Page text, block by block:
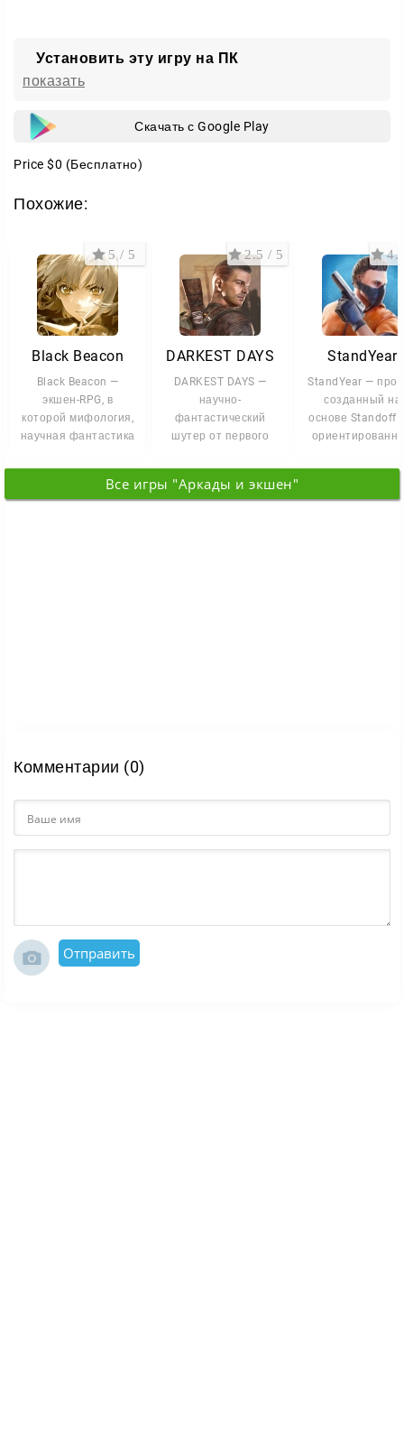
добавляет вариантов.
Установить эту игру на ПК
показать
Скачать с Google Play
Price $0 (Бесплатно)
Похожие:
Black Beacon
Black Beacon —
экшен-RPG, в
которой мифология,
научная фантастика
складываются в
5 / 5
DARKEST DAYS
DARKEST DAYS —
научно-
фантастический
шутер от первого
путешествиях во
времени. Вы играете
2.5 / 5
StandYear
StandYear —
созданный на
основе Standoff
хочется
Все игры "Аркады и экшен"
Комментарии (0)
Отправить